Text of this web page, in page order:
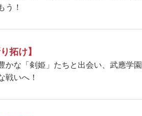
う！
拓け】
かな「剣姫」たちと出会い、武應学園
戦いへ！